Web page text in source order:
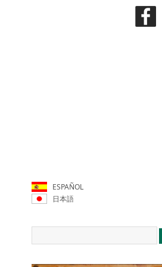
ESPAÑOL
日本語